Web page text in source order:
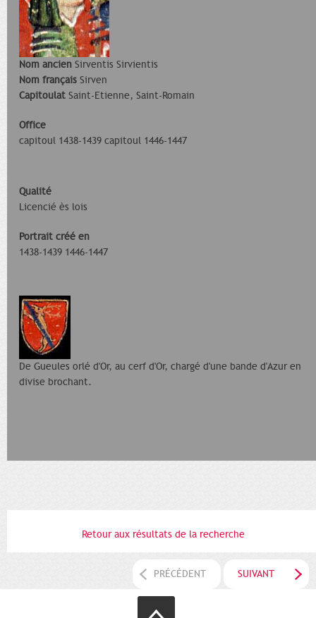
Nom ancien Sirventis Sirvientis
Nom français Sirven
Capitoulat Saint-Etienne, Saint-Romain
Office
capitoul 1438-1439 capitoul 1446-1447
Qualité
Licencié ès lois
Portrait créé en
1438-1439 1446-1447
De Gueules orlé d'Or, au cerf d'Or, chargé d'une bande d'Azur en
divise brochant.
Retour aux résultats de la recherche
PRÉCÉDENT SUIVANT